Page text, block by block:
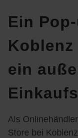
Ein
ein
Als
Store bei